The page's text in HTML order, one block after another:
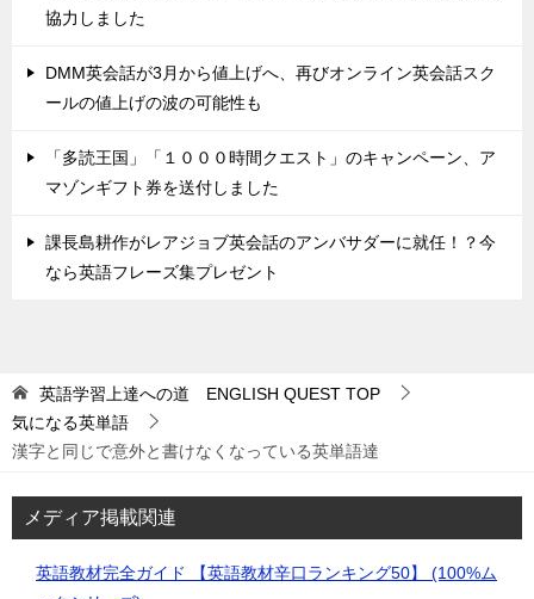
協力しました
DMM英会話が3月から値上げへ、再びオンライン英会話スク
ールの値上げの波の可能性も
「多読王国」「１０００時間クエスト」のキャンペーン、ア
マゾンギフト券を送付しました
課長島耕作がレアジョブ英会話のアンバサダーに就任！？今
なら英語フレーズ集プレゼント
英語学習上達への道 ENGLISH QUEST TOP
気になる英単語
漢字と同じで意外と書けなくなっている英単語達
メディア掲載関連
英語教材完全ガイド 【英語教材辛口ランキング50】 (100%ム